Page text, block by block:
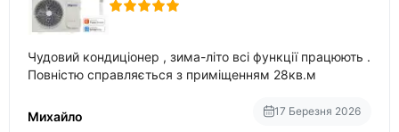
Чудовий кондиціонер , зима-літо всі функції працюють .
Повністю справляється з приміщенням 28кв.м
Михайло 17 Березня 2026